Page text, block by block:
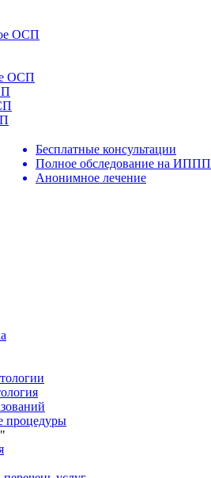
ОСП
ОСП
Бесплатные консультации
Полное обследование на ИППП
Анонимное лечение
процедуры